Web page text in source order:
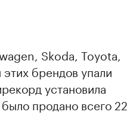
Skoda, Toyota,
брендов упали
установила
продано всего 22